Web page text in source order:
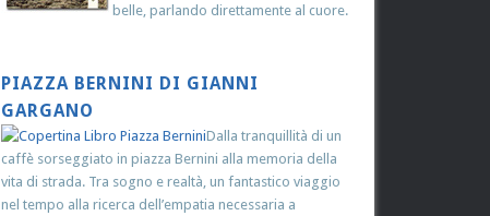
belle, parlando direttamente al cuore.
PIAZZA BERNINI DI GIANNI
GARGANO
Dalla tranquillità di un
caffè sorseggiato in piazza Bernini alla memoria della
vita di strada. Tra sogno e realtà, un fantastico viaggio
nel tempo alla ricerca dell’empatia necessaria a